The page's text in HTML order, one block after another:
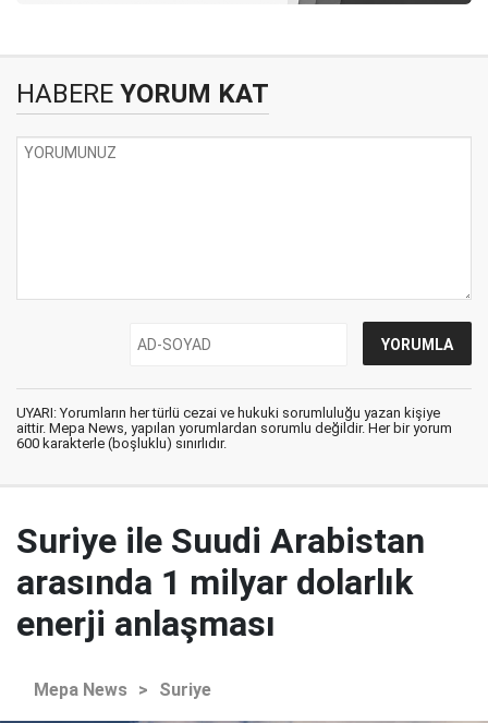
HABERE YORUM KAT
UYARI: Yorumların her türlü cezai ve hukuki sorumluluğu yazan kişiye
aittir. Mepa News, yapılan yorumlardan sorumlu değildir. Her bir yorum
600 karakterle (boşluklu) sınırlıdır.
Suriye ile Suudi Arabistan
arasında 1 milyar dolarlık
enerji anlaşması
Mepa News > Suriye